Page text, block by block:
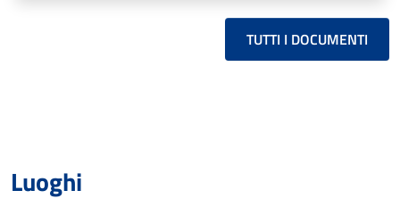
TUTTI I DOCUMENTI
Luoghi